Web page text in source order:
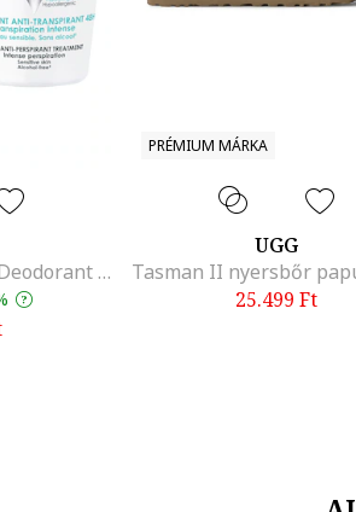
Promocios csomag: Deodorant roll-on izzadasgatlo 50 ml - 87854
PRÉMIUM MÁRKA
UGG
25.499 Ft